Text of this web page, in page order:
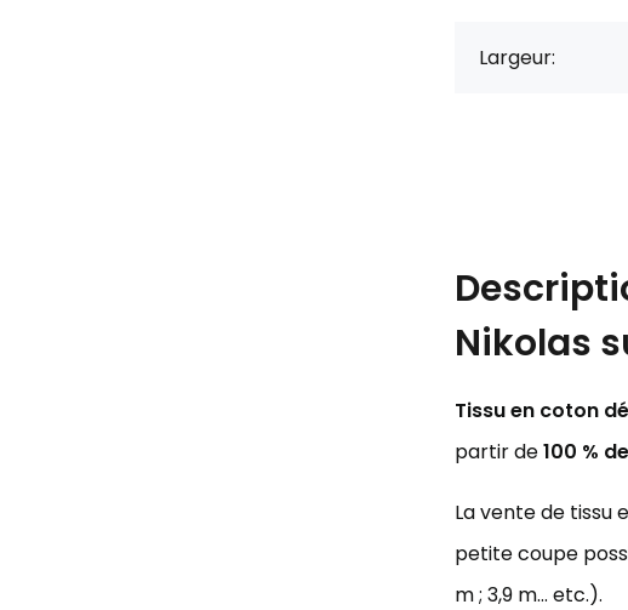
Largeur:
Nikolas
Tissu en coton
partir de100 %
La vente de tissu
petite coupe
m ; 3,9 m... etc.).